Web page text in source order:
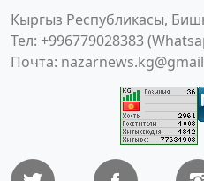
Кыргыз Республикасы,
Тел: +996779028383
Почта: